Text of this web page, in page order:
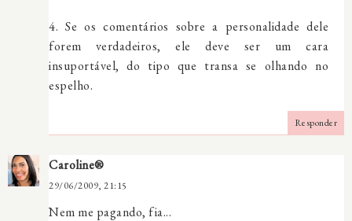
4. Se os comentários sobre a personalidade dele
forem verdadeiros, ele deve ser um cara
insuportável, do tipo que transa se olhando no
espelho.
Responder
Caroline®
29/06/2009, 21:15
Nem me pagando, fia...